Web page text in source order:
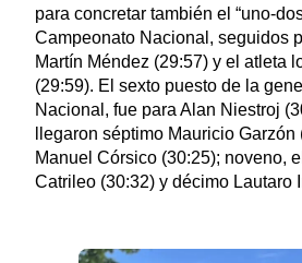
para concretar también el “uno-
Campeonato Nacional, seguidos
Martín Méndez (29:57) y el atleta
(29:59). El sexto puesto de la
Nacional, fue para Alan Niestroj
llegaron séptimo Mauricio Garzón
Manuel Córsico (30:25); noveno,
Catrileo (30:32) y décimo Lautaro